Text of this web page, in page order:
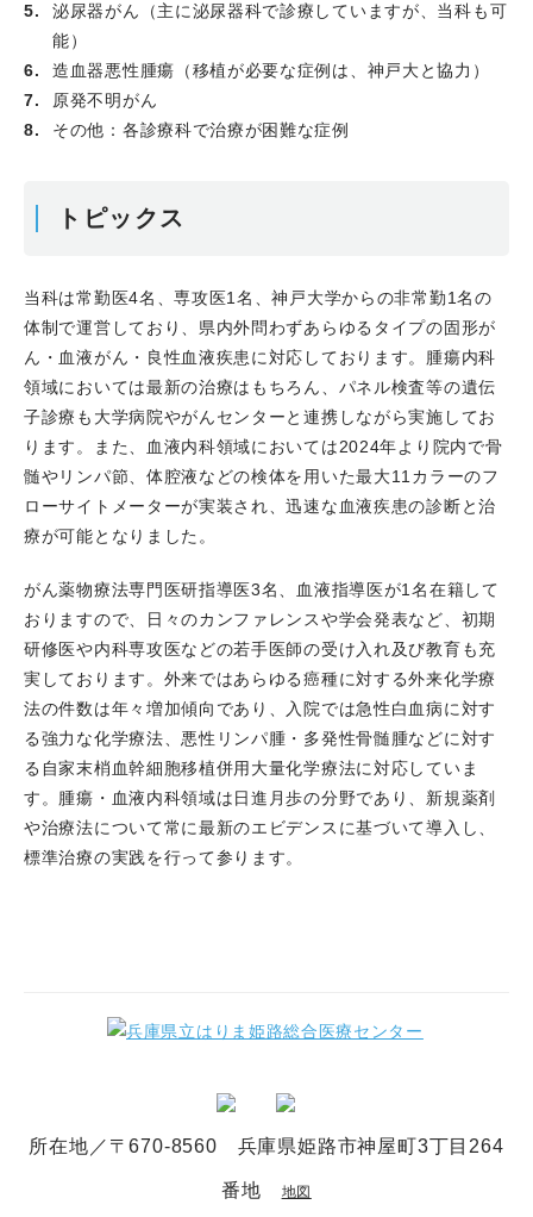
泌尿器がん（主に泌尿器科で診療していますが、当科も可
能）
造血器悪性腫瘍（移植が必要な症例は、神戸大と協力）
原発不明がん
その他：各診療科で治療が困難な症例
トピックス
当科は常勤医4名、専攻医1名、神戸大学からの非常勤1名の
体制で運営しており、県内外問わずあらゆるタイプの固形が
ん・血液がん・良性血液疾患に対応しております。腫瘍内科
領域においては最新の治療はもちろん、パネル検査等の遺伝
子診療も大学病院やがんセンターと連携しながら実施してお
ります。また、血液内科領域においては2024年より院内で骨
髄やリンパ節、体腔液などの検体を用いた最大11カラーのフ
ローサイトメーターが実装され、迅速な血液疾患の診断と治
療が可能となりました。
がん薬物療法専門医研指導医3名、血液指導医が1名在籍して
おりますので、日々のカンファレンスや学会発表など、初期
研修医や内科専攻医などの若手医師の受け入れ及び教育も充
実しております。外来ではあらゆる癌種に対する外来化学療
法の件数は年々増加傾向であり、入院では急性白血病に対す
る強力な化学療法、悪性リンパ腫・多発性骨髄腫などに対す
る自家末梢血幹細胞移植併用大量化学療法に対応していま
す。腫瘍・血液内科領域は日進月歩の分野であり、新規薬剤
や治療法について常に最新のエビデンスに基づいて導入し、
標準治療の実践を行って参ります。
所在地／〒670-8560 兵庫県姫路市神屋町3丁目264
番地 地図